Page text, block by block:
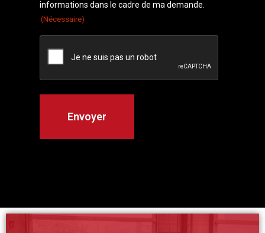
informations dans le cadre de ma demande.
(Nécessaire)